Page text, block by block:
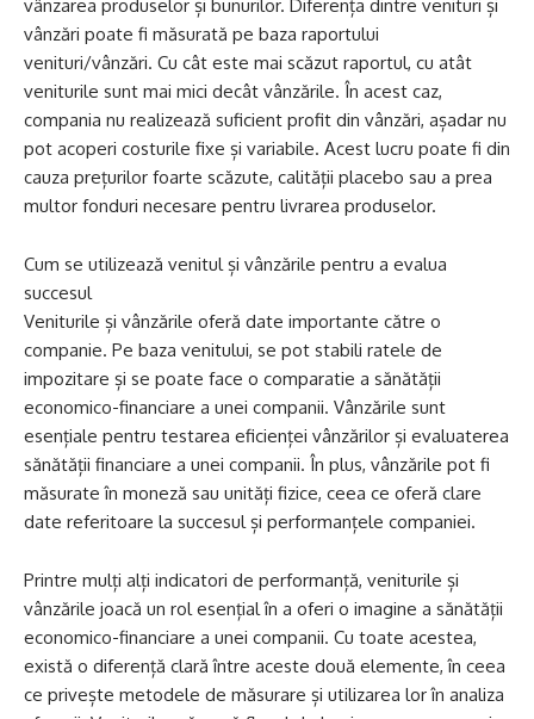
vânzarea produselor și bunurilor. Diferența dintre venituri și
vânzări poate fi măsurată pe baza raportului
venituri/vânzări. Cu cât este mai scăzut raportul, cu atât
veniturile sunt mai mici decât vânzările. În acest caz,
compania nu realizează suficient profit din vânzări, așadar nu
pot acoperi costurile fixe și variabile. Acest lucru poate fi din
cauza prețurilor foarte scăzute, calității placebo sau a prea
multor fonduri necesare pentru livrarea produselor.
Cum se utilizează venitul și vânzările pentru a evalua
succesul
Veniturile și vânzările oferă date importante către o
companie. Pe baza venitului, se pot stabili ratele de
impozitare și se poate face o comparatie a sănătății
economico-financiare a unei companii. Vânzările sunt
esențiale pentru testarea eficienței vânzărilor și evaluaterea
sănătății financiare a unei companii. În plus, vânzările pot fi
măsurate în moneză sau unități fizice, ceea ce oferă clare
date referitoare la succesul și performanțele companiei.
Printre mulți alți indicatori de performanță, veniturile și
vânzările joacă un rol esențial în a oferi o imagine a sănătății
economico-financiare a unei companii. Cu toate acestea,
există o diferență clară între aceste două elemente, în ceea
ce privește metodele de măsurare și utilizarea lor în analiza